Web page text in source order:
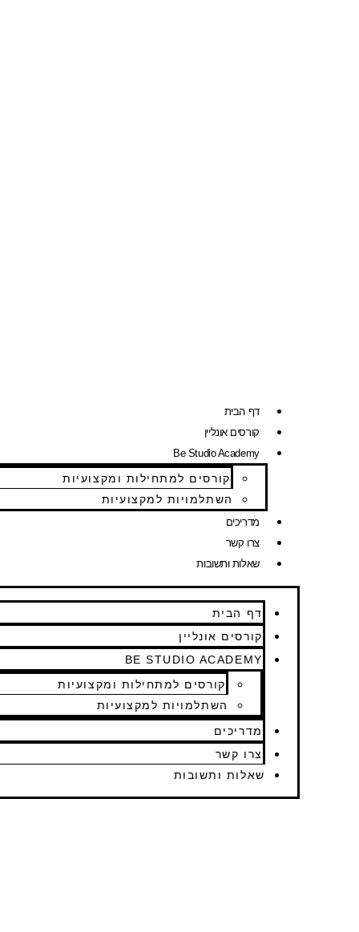
דף הבית
קורסים אונליין
Be Studio Academy
קורסים למתחילות ומקצועיות
השתלמויות למקצועיות
מדריכים
צרו קשר
שאלות ותשובות
דף הבית
קורסים אונליין
BE STUDIO ACADEMY
קורסים למתחילות ומקצועיות
השתלמויות למקצועיות
מדריכים
צרו קשר
שאלות ותשובות